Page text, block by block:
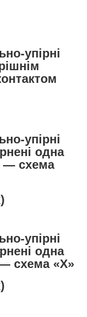
упірні
упірні
одна
— схема
упірні
одна
схема «Х»